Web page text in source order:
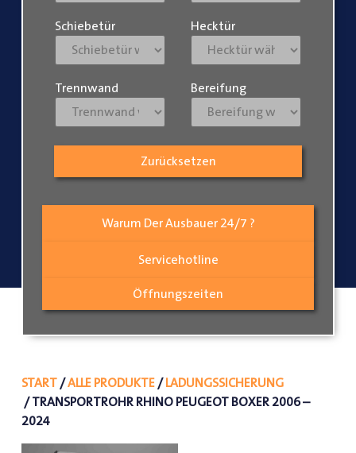
Warum Der Ausbauer 24/7 ?
Servicehotline
Öffnungszeiten
Schiebetür Hecktür
Trennwand Bereifung
Zurücksetzen
START/ALLE PRODUKTE/LADUNGSSICHERUNG
/ TRANSPORTROHR RHINO PEUGEOT BOXER 2006 –
2024